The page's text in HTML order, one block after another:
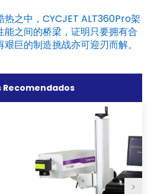
热之中，CYCJET ALT360Pro架
能之间的桥梁，证明只要拥有合
巨的制造挑战亦可迎刃而解。
Recomendados